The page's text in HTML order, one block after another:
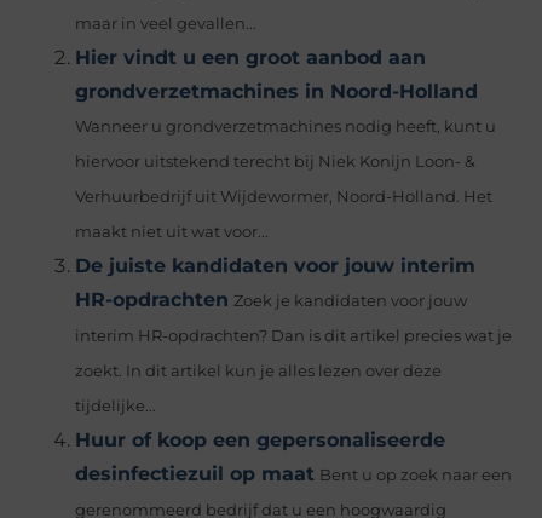
maar in veel gevallen...
Hier vindt u een groot aanbod aan
grondverzetmachines in Noord-Holland
Wanneer u grondverzetmachines nodig heeft, kunt u
hiervoor uitstekend terecht bij Niek Konijn Loon- &
Verhuurbedrijf uit Wijdewormer, Noord-Holland. Het
maakt niet uit wat voor...
De juiste kandidaten voor jouw interim
HR-opdrachten Zoek je kandidaten voor jouw
interim HR-opdrachten? Dan is dit artikel precies wat je
zoekt. In dit artikel kun je alles lezen over deze
tijdelijke...
Huur of koop een gepersonaliseerde
desinfectiezuil op maat Bent u op zoek naar een
gerenommeerd bedrijf dat u een hoogwaardig